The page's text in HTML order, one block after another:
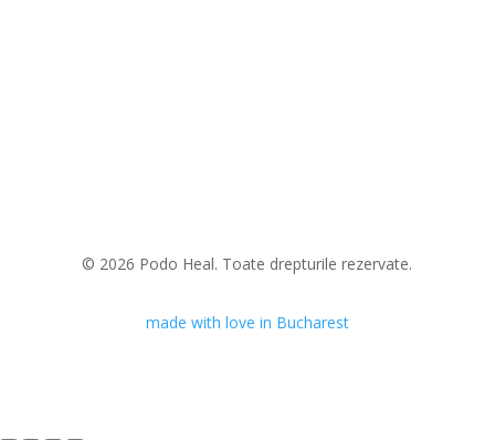
© 2026 Podo Heal. Toate drepturile rezervate.
made with love in Bucharest